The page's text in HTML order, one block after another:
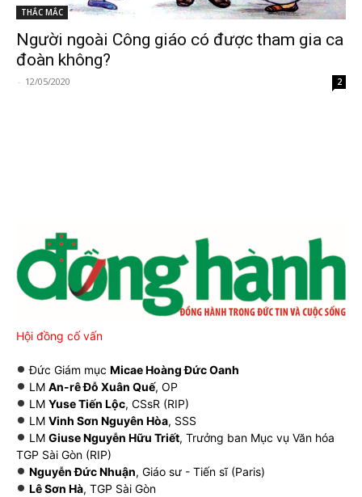
THẮC MẮC
Người ngoài Công giáo có được tham gia ca
đoàn không?
- 12/05/2020 2
Hội đồng cố vấn
Đức Giám mục Micae Hoàng Đức Oanh
LM An-rê Đỗ Xuân Quế, OP
LM Yuse Tiến Lộc, CSsR (RIP)
LM Vinh Sơn Nguyên Hòa, SSS
LM Giuse Nguyễn Hữu Triết, Trưởng ban Mục vụ Văn hóa
TGP Sài Gòn (RIP)
Nguyễn Đức Nhuận, Giáo sư - Tiến sĩ (Paris)
Lê Sơn Hà, TGP Sài Gòn